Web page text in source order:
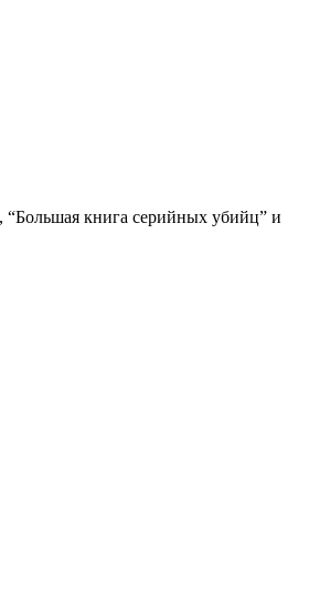
“Большая книга серийных убийц” и